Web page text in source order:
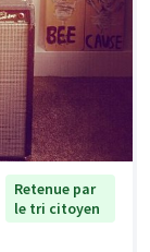
Retenue par
le tri citoyen